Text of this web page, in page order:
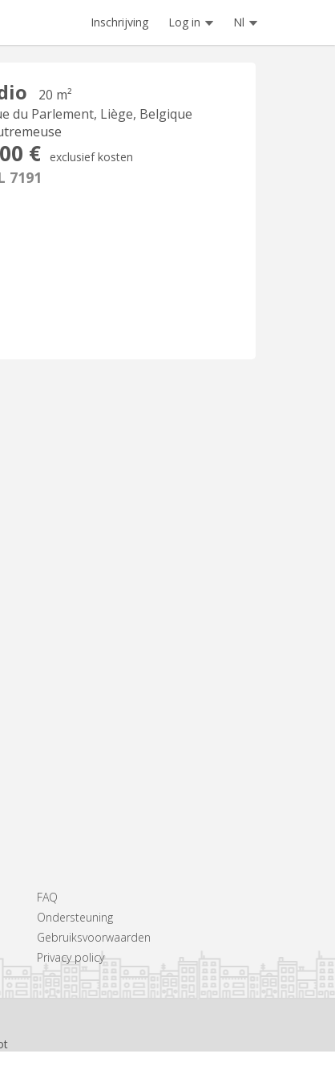
Inschrijving Log in Nl
20 m²
du Parlement, Liège, Belgique
€ exclusief kosten
7191
FAQ
Ondersteuning
Gebruiksvoorwaarden
Privacy policy